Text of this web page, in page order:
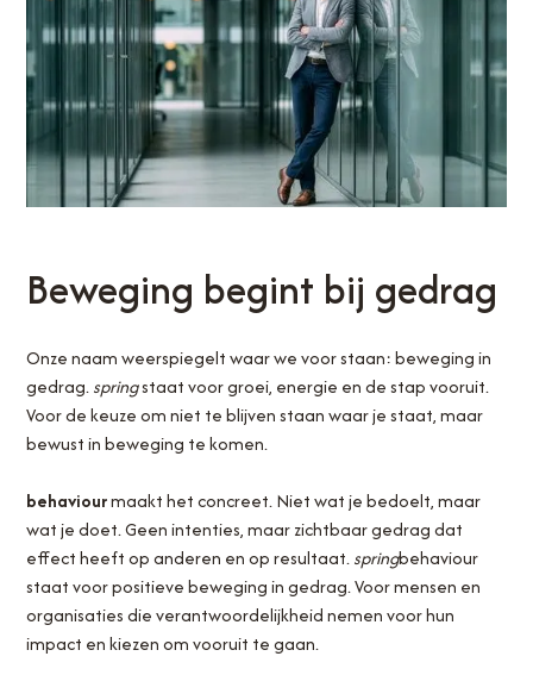
Beweging begint bij gedrag
Onze naam weerspiegelt waar we voor staan: beweging in
gedrag.springstaat voor groei, energie en de stap vooruit.
Voor de keuze om niet te blijven staan waar je staat, maar
bewust in beweging te komen.
behaviourmaakt het concreet. Niet wat je bedoelt, maar
wat je doet. Geen intenties, maar zichtbaar gedrag dat
effect heeft op anderen en op resultaat.springbehaviour
staat voor positieve beweging in gedrag. Voor mensen en
organisaties die verantwoordelijkheid nemen voor hun
impact en kiezen om vooruit te gaan.